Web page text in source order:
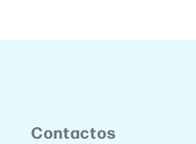
Contactos